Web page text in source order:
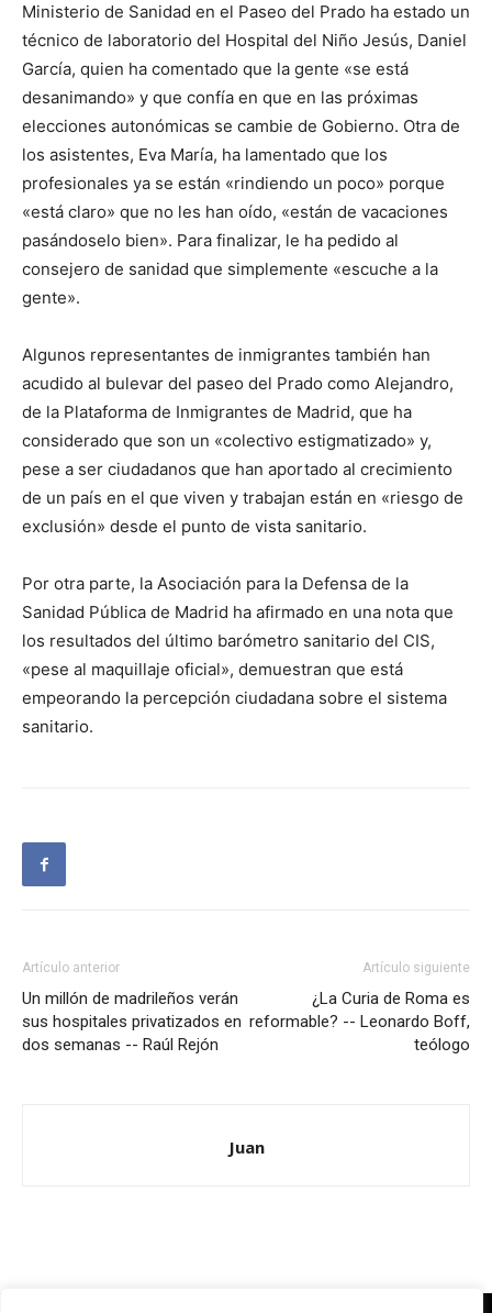
Ministerio de Sanidad en el Paseo del Prado ha estado un
técnico de laboratorio del Hospital del Niño Jesús, Daniel
García, quien ha comentado que la gente «se está
desanimando» y que confía en que en las próximas
elecciones autonómicas se cambie de Gobierno. Otra de
los asistentes, Eva María, ha lamentado que los
profesionales ya se están «rindiendo un poco» porque
«está claro» que no les han oído, «están de vacaciones
pasándoselo bien». Para finalizar, le ha pedido al
consejero de sanidad que simplemente «escuche a la
gente».
Algunos representantes de inmigrantes también han
acudido al bulevar del paseo del Prado como Alejandro,
de la Plataforma de Inmigrantes de Madrid, que ha
considerado que son un «colectivo estigmatizado» y,
pese a ser ciudadanos que han aportado al crecimiento
de un país en el que viven y trabajan están en «riesgo de
exclusión» desde el punto de vista sanitario.
Por otra parte, la Asociación para la Defensa de la
Sanidad Pública de Madrid ha afirmado en una nota que
los resultados del último barómetro sanitario del CIS,
«pese al maquillaje oficial», demuestran que está
empeorando la percepción ciudadana sobre el sistema
sanitario.
Artículo anterior
Un millón de madrileños verán
sus hospitales privatizados en
dos semanas -- Raúl Rejón
Artículo siguiente
¿La Curia de Roma es
reformable? -- Leonardo Boff,
teólogo
Juan